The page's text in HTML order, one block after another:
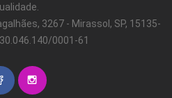
3267 - Mirassol, SP, 15135-
0001-61